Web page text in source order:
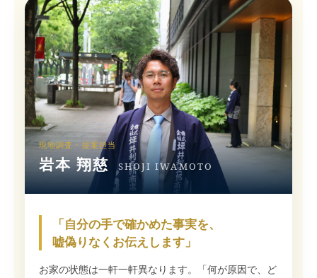
現地調査・提案担当
岩本 翔慈 SHOJI IWAMOTO
「自分の手で確かめた事実を、
嘘偽りなくお伝えします」
お家の状態は一軒一軒異なります。「何が原因で、ど